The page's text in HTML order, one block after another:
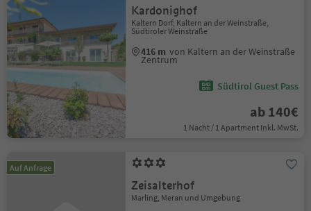
Kardonighof
Kaltern Dorf, Kaltern an der Weinstraße,
Südtiroler Weinstraße
416 m von Kaltern an der Weinstraße
Zentrum
Südtirol Guest Pass
ab 140€
1 Nacht / 1 Apartment Inkl. MwSt.
Auf Anfrage
Zeisalterhof
Marling, Meran und Umgebung